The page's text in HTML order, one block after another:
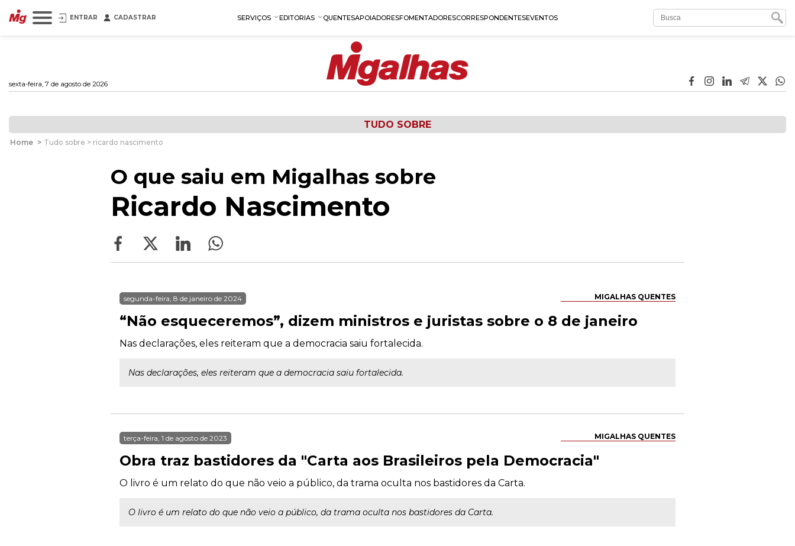
ENTRAR CADASTRAR SERVIÇOS EDITORIAS QUENTESAPOIADORESFOMENTADORESCORRESPONDENTESEVENTOS
sexta-feira, 7 de agosto de 2026
TUDO SOBRE
Home > Tudo sobre > ricardo nascimento
O que saiu em Migalhas sobre
Ricardo Nascimento
MIGALHAS QUENTES
segunda-feira, 8 de janeiro de 2024
“Não esqueceremos”, dizem ministros e juristas sobre o 8 de janeiro
Nas declarações, eles reiteram que a democracia saiu fortalecida.
Nas declarações, eles reiteram que a democracia saiu fortalecida.
MIGALHAS QUENTES
terça-feira, 1 de agosto de 2023
Obra traz bastidores da "Carta aos Brasileiros pela Democracia"
O livro é um relato do que não veio a público, da trama oculta nos bastidores da Carta.
O livro é um relato do que não veio a público, da trama oculta nos bastidores da Carta.